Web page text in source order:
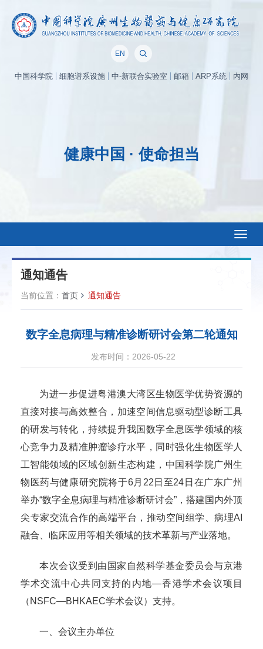
EN
中国科学院 细胞谱系设施 中-新联合实验室 邮箱 ARP系统 内网
健康中国 · 使命担当
通知通告
当前位置： 首页 通知通告
数字全息病理与精准诊断研讨会第二轮通知
发布时间：2026-05-22
为进一步促进粤港澳大湾区生物医学优势资源的
直接对接与高效整合，加速空间信息驱动型诊断工具
的研发与转化，持续提升我国数字全息医学领域的核
心竞争力及精准肿瘤诊疗水平，同时强化生物医学人
工智能领域的区域创新生态构建，中国科学院广州生
物医药与健康研究院将于6月22日至24日在广东广州
举办“数字全息病理与精准诊断研讨会”，搭建国内外顶
尖专家交流合作的高端平台，推动空间组学、病理AI
融合、临床应用等相关领域的技术革新与产业落地。
本次会议受到由国家自然科学基金委员会与京港
学术交流中心共同支持的内地—香港学术会议项目
（NSFC—BHKAEC学术会议）支持。
一、会议主办单位